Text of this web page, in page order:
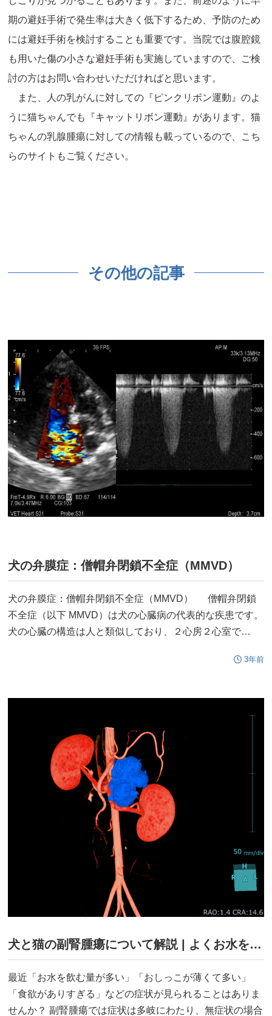
期の避妊手術で発生率は大きく低下するため、予防のため
には避妊手術を検討することも重要です。当院では腹腔鏡
も用いた傷の小さな避妊手術も実施していますので、ご検
討の方はお問い合わせいただければと思います。
また、人の乳がんに対しての『ピンクリボン運動』のよ
うに猫ちゃんでも『キャットリボン運動 』があります。猫
ちゃんの乳腺腫瘍に対しての情報も載っているので、こち
らのサイトもご覧ください。
その他の記事
犬の弁膜症：僧帽弁閉鎖不全症（MMVD）
犬の弁膜症：僧帽弁閉鎖不全症（MMVD） 僧帽弁閉鎖
不全症（以下 MMVD）は犬の心臓病の代表的な疾患です。
犬の心臓の構造は人と類似しており、２心房２心室で…
3年前
犬と猫の副腎腫瘍について解説 | よくお水を飲む、尿が薄くて多いは病気の初期症状かも！？
最近「お水を飲む量が多い」「おしっこが薄くて多い」
「食欲がありすぎる」などの症状が見られることはありま
せんか？ 副腎腫瘍では症状は多岐にわたり、無症状の場合